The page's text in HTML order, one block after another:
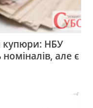
купюри: НБУ
але є